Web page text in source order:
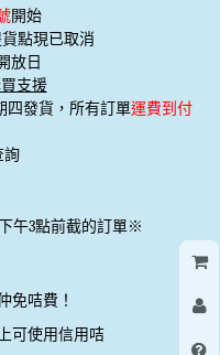
開始
貨點現已取消
放日
支援
四發貨，所有訂單運費到付
詢
午3點前截的訂單※
免咭費！
可使用信用咭